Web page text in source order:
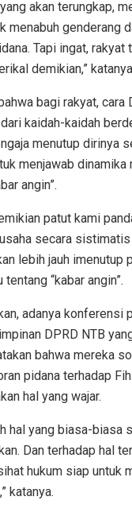
akan terungkap,
menabuh genderang
Tapi ingat, rakyat
demikian,”
bagi rakyat, cara
kaidah-kaidah
menutup dirinya
menjawab dinamika
angin”.
patut kami
secara sistimatis
lebih jauh imenutup
“kabar angin”.
adanya konferensi
DPRD NTB
bahwa mereka
pidana terhadap
hal yang wajar.
hal yang biasa-biasa
Dan terhadap hal
hukum siap untuk
katanya.